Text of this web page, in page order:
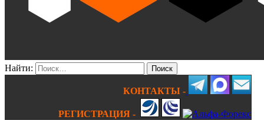
Найти:
КОНТАКТЫ -
РЕГИСТРАЦИЯ -